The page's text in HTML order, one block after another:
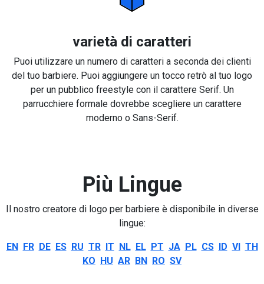
varietà di caratteri
Puoi utilizzare un numero di caratteri a seconda dei clienti
del tuo barbiere. Puoi aggiungere un tocco retrò al tuo logo
per un pubblico freestyle con il carattere Serif. Un
parrucchiere formale dovrebbe scegliere un carattere
moderno o Sans-Serif.
Più Lingue
Il nostro creatore di logo per barbiere è disponibile in diverse
lingue:
EN FR DE ES RU TR IT NL EL PT JA PL CS ID VI TH
KO HU AR BN RO SV